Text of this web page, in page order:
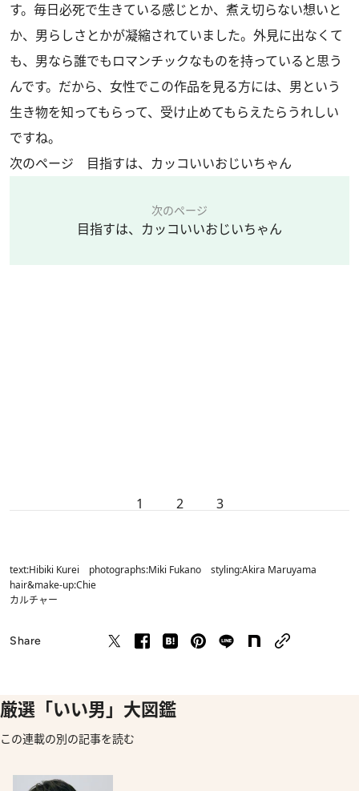
す。毎日必死で生きている感じとか、煮え切らない想いと
か、男らしさとかが凝縮されていました。外見に出なくて
も、男なら誰でもロマンチックなものを持っていると思う
んです。だから、女性でこの作品を見る方には、男という
生き物を知ってもらって、受け止めてもらえたらうれしい
ですね。
次のページ 目指すは、カッコいいおじいちゃん
次のページ
目指すは、カッコいいおじいちゃん
1 2 3
text:Hibiki Kurei photographs:Miki Fukano styling:Akira Maruyama
hair&make-up:Chie
カルチャー
Share
厳選「いい男」大図鑑
この連載の別の記事を読む